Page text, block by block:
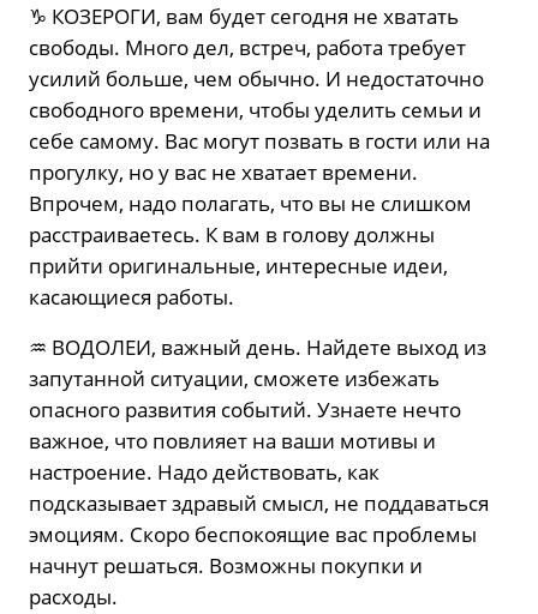
♑️ КОЗЕРОГИ, вам будет сегодня не хватать
свободы. Много дел, встреч, работа требует
усилий больше, чем обычно. И недостаточно
свободного времени, чтобы уделить семьи и
себе самому. Вас могут позвать в гости или на
прогулку, но у вас не хватает времени.
Впрочем, надо полагать, что вы не слишком
расстраиваетесь. К вам в голову должны
прийти оригинальные, интересные идеи,
касающиеся работы.
♒️ ВОДОЛЕИ, важный день. Найдете выход из
запутанной ситуации, сможете избежать
опасного развития событий. Узнаете нечто
важное, что повлияет на ваши мотивы и
настроение. Надо действовать, как
подсказывает здравый смысл, не поддаваться
эмоциям. Скоро беспокоящие вас проблемы
начнут решаться. Возможны покупки и
расходы.